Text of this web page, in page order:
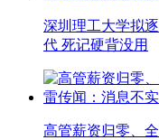
深圳理工大学拟
代 死记硬背没用
高管薪资归零、